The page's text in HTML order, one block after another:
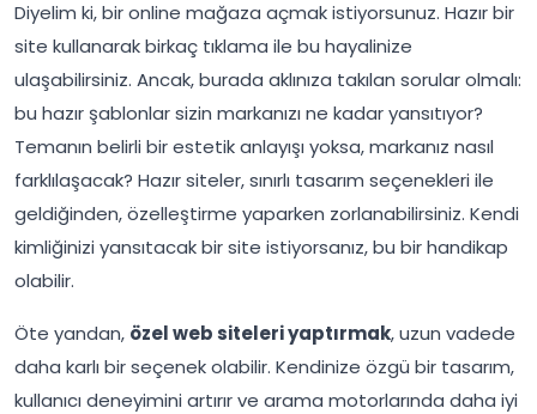
Diyelim ki, bir online mağaza açmak istiyorsunuz. Hazır bir
site kullanarak birkaç tıklama ile bu hayalinize
ulaşabilirsiniz. Ancak, burada aklınıza takılan sorular olmalı:
bu hazır şablonlar sizin markanızı ne kadar yansıtıyor?
Temanın belirli bir estetik anlayışı yoksa, markanız nasıl
farklılaşacak? Hazır siteler, sınırlı tasarım seçenekleri ile
geldiğinden, özelleştirme yaparken zorlanabilirsiniz. Kendi
kimliğinizi yansıtacak bir site istiyorsanız, bu bir handikap
olabilir.
Öte yandan, özel web siteleri yaptırmak, uzun vadede
daha karlı bir seçenek olabilir. Kendinize özgü bir tasarım,
kullanıcı deneyimini artırır ve arama motorlarında daha iyi